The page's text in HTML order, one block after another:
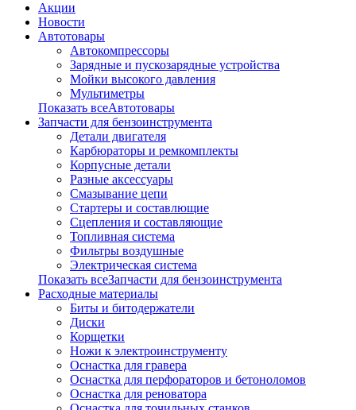
Акции
Новости
Автотовары
Автокомпрессоры
Зарядные и пускозарядные устройства
Мойки высокого давления
Мультиметры
Показать всеАвтотовары
Запчасти для бензоинструмента
Детали двигателя
Карбюраторы и ремкомплекты
Корпусные детали
Разные аксессуары
Смазывание цепи
Стартеры и составлющие
Сцепления и составляющие
Топливная система
Фильтры воздушные
Электрическая система
Показать всеЗапчасти для бензоинструмента
Расходные материалы
Биты и битодержатели
Диски
Корщетки
Ножи к электроинструменту
Оснастка для гравера
Оснастка для перфораторов и бетоноломов
Оснастка для реноватора